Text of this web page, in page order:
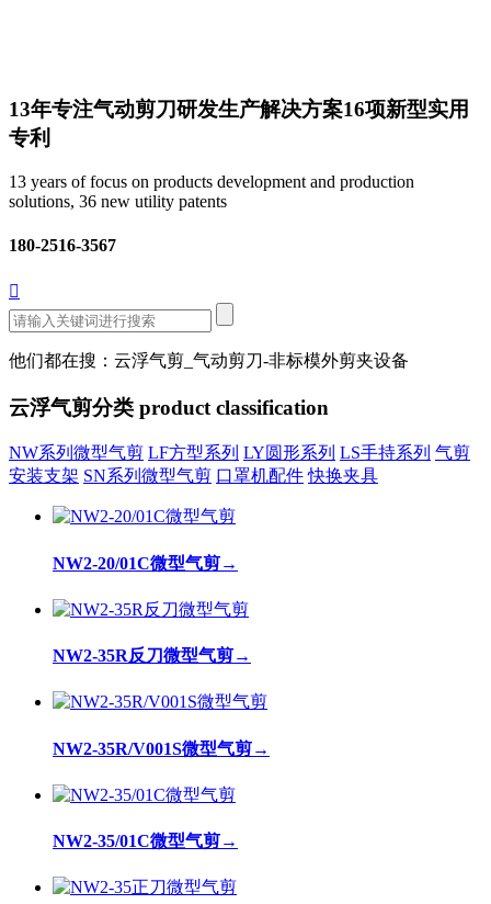
13年专注气动剪刀研发生产解决方案16项新型实用
专利
13 years of focus on products development and production
solutions, 36 new utility patents
180-2516-3567

他们都在搜：云浮气剪_气动剪刀-非标模外剪夹设备
云浮气剪分类 product classification
NW系列微型气剪 LF方型系列 LY圆形系列 LS手持系列 气剪
安装支架 SN系列微型气剪 口罩机配件 快换夹具
NW2-20/01C微型气剪→
NW2-35R反刀微型气剪→
NW2-35R/V001S微型气剪→
NW2-35/01C微型气剪→